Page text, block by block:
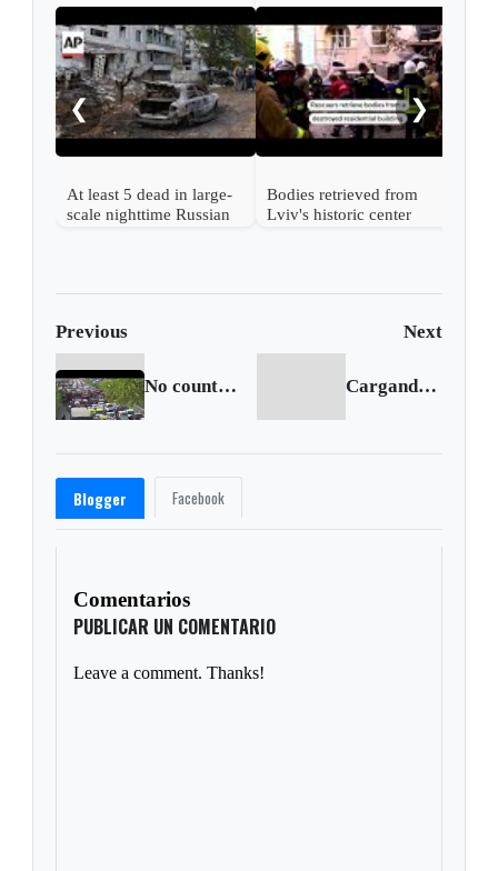
❮
At least 5 dead in large-
scale nighttime Russian
Bodies retrieved from
Lviv's historic center
❯
Previous Next
No country met WHO air quality standards in 2021 Cargando siguiente...
Blogger Facebook
Comentarios
PUBLICAR UN COMENTARIO
Leave a comment. Thanks!